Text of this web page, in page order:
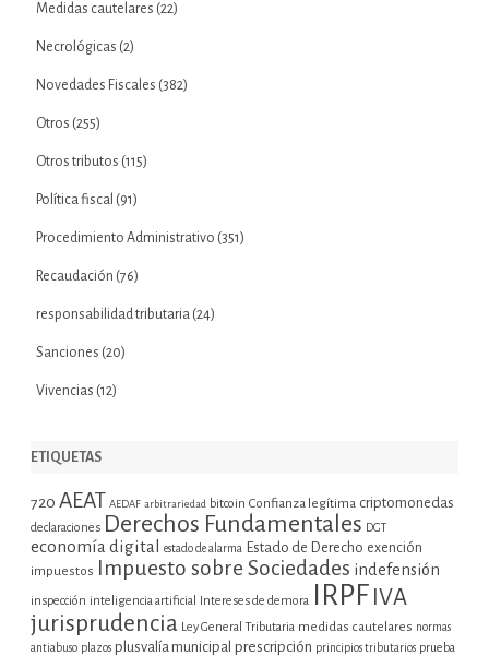
Medidas cautelares (22)
Necrológicas (2)
Novedades Fiscales (382)
Otros (255)
Otros tributos (115)
Política fiscal (91)
Procedimiento Administrativo (351)
Recaudación (76)
responsabilidad tributaria (24)
Sanciones (20)
Vivencias (12)
ETIQUETAS
720 AEAT AEDAF arbitrariedad bitcoin Confianza legítima criptomonedas
declaraciones Derechos Fundamentales DGT
economía digital estado de alarma Estado de Derecho exención
impuestos Impuesto sobre Sociedades indefensión
inspección inteligencia artificial Intereses de demora IRPF IVA
jurisprudencia Ley General Tributaria medidas cautelares normas
antiabuso plazos plusvalía municipal prescripción principios tributarios prueba